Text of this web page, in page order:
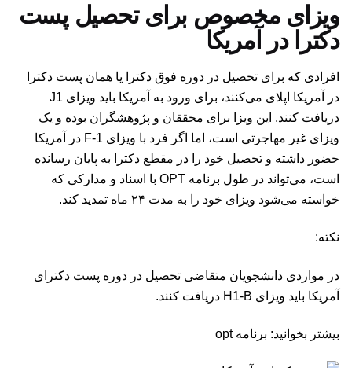
ویزای مخصوص برای تحصیل پست
دکترا در آمریکا
افرادی که برای تحصیل در دوره فوق دکترا یا همان پست دکترا
در آمریکا اپلای می‌کنند، برای ورود به آمریکا باید ویزای J1
دریافت کنند. این ویزا برای محققان و پژوهشگران بوده و یک
ویزای غیر مهاجرتی است، اما اگر فرد با ویزای F-1 در آمریکا
حضور داشته و تحصیل خود را در مقطع دکترا به پایان رسانده
است، می‌تواند در طول برنامه OPT با اسناد و مدارکی که
خواسته می‌شود ویزای خود را به مدت ۲۴ ماه تمدید کند.
نکته:
در مواردی دانشجویان متقاضی تحصیل در دوره پست دکترای
آمریکا باید ویزای H1-B دریافت کنند.
بیشتر بخوانید: برنامه opt